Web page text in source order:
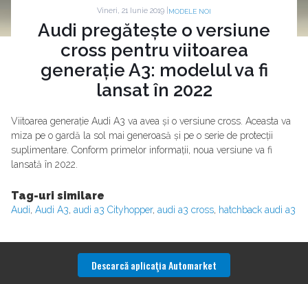
Vineri, 21 Iunie 2019 | MODELE NOI
Audi pregătește o versiune
cross pentru viitoarea
generație A3: modelul va fi
lansat în 2022
Viitoarea generație Audi A3 va avea și o versiune cross. Aceasta va
miza pe o gardă la sol mai generoasă și pe o serie de protecții
suplimentare. Conform primelor informații, noua versiune va fi
lansată în 2022.
Tag-uri similare
Audi, Audi A3, audi a3 Cityhopper, audi a3 cross, hatchback audi a3
Descarcă aplicaţia Automarket